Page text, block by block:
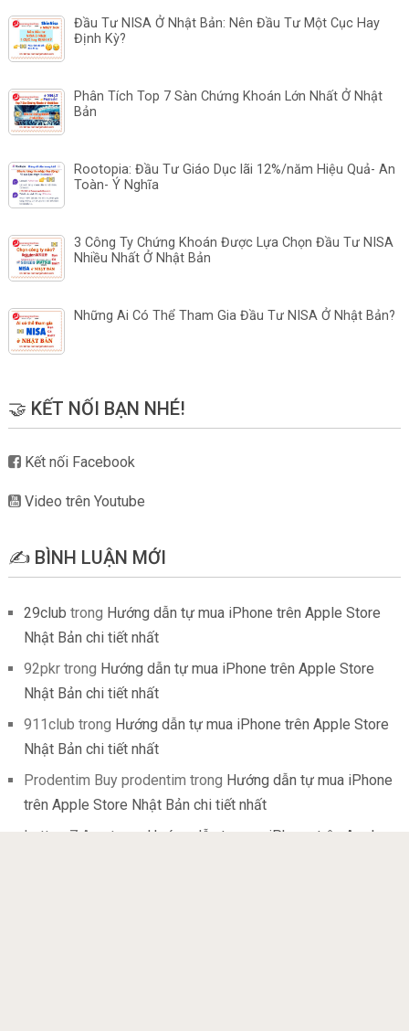
Đầu Tư NISA Ở Nhật Bản: Nên Đầu Tư Một Cục Hay
Định Kỳ?
Phân Tích Top 7 Sàn Chứng Khoán Lớn Nhất Ở Nhật
Bản
Rootopia: Đầu Tư Giáo Dục lãi 12%/năm Hiệu Quả- An
Toàn- Ý Nghĩa
3 Công Ty Chứng Khoán Được Lựa Chọn Đầu Tư NISA
Nhiều Nhất Ở Nhật Bản
Những Ai Có Thể Tham Gia Đầu Tư NISA Ở Nhật Bản?
🤝 KẾT NỐI BẠN NHÉ!
Kết nối Facebook
Video trên Youtube
✍️ BÌNH LUẬN MỚI
29club trong Hướng dẫn tự mua iPhone trên Apple Store
Nhật Bản chi tiết nhất
92pkrtrong Hướng dẫn tự mua iPhone trên Apple Store
Nhật Bản chi tiết nhất
911club trong Hướng dẫn tự mua iPhone trên Apple Store
Nhật Bản chi tiết nhất
Prodentim Buy prodentim trong Hướng dẫn tự mua iPhone
trên Apple Store Nhật Bản chi tiết nhất
Lottery7 App
trong Hướng dẫn tự mua iPhone trên Apple